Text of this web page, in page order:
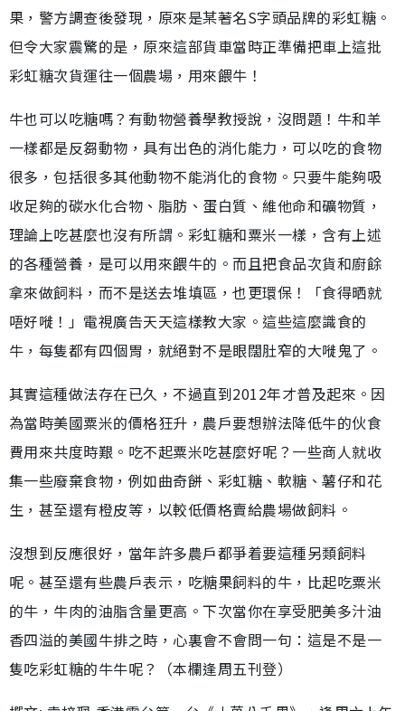
果，警方調查後發現，原來是某著名S字頭品牌的彩虹糖。
但令大家震驚的是，原來這部貨車當時正準備把車上這批
彩虹糖次貨運往一個農場，用來餵牛！
牛也可以吃糖嗎？有動物營養學教授說，沒問題！牛和羊
一樣都是反芻動物，具有出色的消化能力，可以吃的食物
很多，包括很多其他動物不能消化的食物。只要牛能夠吸
收足夠的碳水化合物、脂肪、蛋白質、維他命和礦物質，
理論上吃甚麼也沒有所謂。彩虹糖和粟米一樣，含有上述
的各種營養，是可以用來餵牛的。而且把食品次貨和廚餘
拿來做飼料，而不是送去堆填區，也更環保！「食得晒就
唔好嘥！」電視廣告天天這樣教大家。這些這麼識食的
牛，每隻都有四個胃，就絕對不是眼闊肚窄的大嘥鬼了。
其實這種做法存在已久，不過直到2012年才普及起來。因
為當時美國粟米的價格狂升，農戶要想辦法降低牛的伙食
費用來共度時艱。吃不起粟米吃甚麼好呢？一些商人就收
集一些廢棄食物，例如曲奇餅、彩虹糖、軟糖、薯仔和花
生，甚至還有橙皮等，以較低價格賣給農場做飼料。
沒想到反應很好，當年許多農戶都爭着要這種另類飼料
呢。甚至還有些農戶表示，吃糖果飼料的牛，比起吃粟米
的牛，牛肉的油脂含量更高。下次當你在享受肥美多汁油
香四溢的美國牛排之時，心裏會不會問一句：這是不是一
隻吃彩虹糖的牛牛呢？（本欄逢周五刊登）